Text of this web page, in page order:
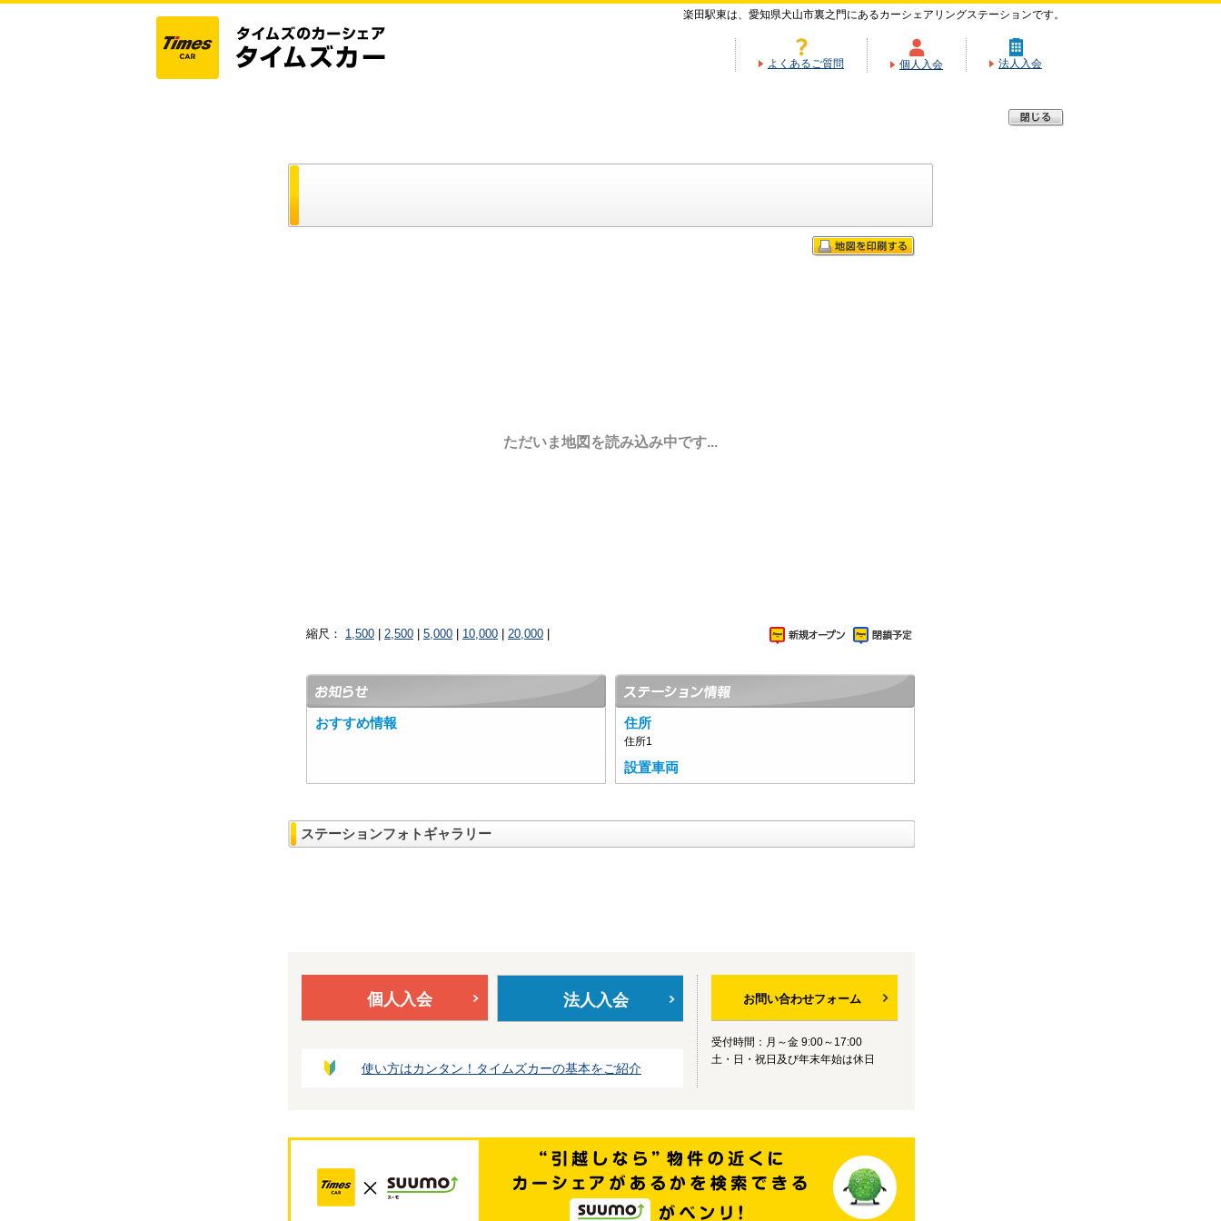
楽田駅東は、愛知県犬山市裏之門にあるカーシェアリングステーションです。
よくあるご質問 個人入会 法人入会
ただいま地図を読み込み中です...
縮尺： 1,500 2,500 5,000 10,000 20,000
おすすめ情報 住所
住所1
設置車両
ステーションフォトギャラリー
個人入会 法人入会
使い方はカンタン！タイムズカーの基本をご紹介
お問い合わせフォーム
受付時間：月～金 9:00～17:00
土・日・祝日及び年末年始は休日